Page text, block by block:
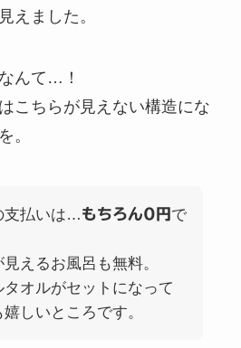
えました。
んて…！
こちらが見えない構造にな
。
支払いは…もちろん0円 で
えるお風呂も無料。
タオルがセットになって
しいところです。